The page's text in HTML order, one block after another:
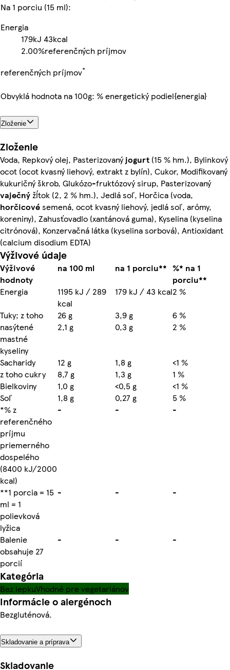
Na 1 porciu (15 ml):
Energia
179kJ 43kcal
2.00%referenčných príjmov
referenčných príjmov*
Obvyklá hodnota na 100g: % energetický podiel{energia}
Zloženie
Zloženie
Voda, Repkový olej, Pasterizovanýjogurt (15 % hm.), Bylinkový
ocot (ocot kvasný liehový, extrakt z bylín), Cukor, Modifikovaný
kukuričný škrob, Glukózo-fruktózový sirup, Pasterizovaný
vaječnýžĺtok (2, 2 % hm.), Jedlá soľ, Horčica (voda,
horčicovésemená, ocot kvasný liehový, jedlá soľ, arómy,
koreniny), Zahusťovadlo (xantánová guma), Kyselina (kyselina
citrónová), Konzervačná látka (kyselina sorbová), Antioxidant
(calcium disodium EDTA)
Výživové údaje
Výživové
hodnoty
na 100 ml na 1 porciu** %* na 1
porciu**
Energia
1195 kJ / 289
kcal
179 kJ / 43 kcal2 %
Tuky; z toho
26 g 3,9 g
6 %
nasýtené
mastné
kyseliny
2,1 g 0,3 g 2 %
Sacharidy 12 g 1,8 g
<1 %
z toho cukry
8,7 g 1,3 g
1 %
Bielkoviny
1,0 g <0,5 g
<1 %
Soľ
1,8 g 0,27 g
5 %
*% z
referenčného
príjmu
priemerného
dospelého
(8400 kJ/2000
kcal)
- - -
**1 porcia = 15
ml = 1
polievková
lyžica
- - -
Balenie
obsahuje 27
porcií
- - -
Kategória
Bez lepkuVhodné pre vegetariánov
Informácie o alergénoch
Bezgluténová.
Skladovanie a príprava
Skladovanie